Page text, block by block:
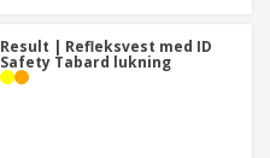
Result | Refleksvest med ID
Safety Tabard lukning